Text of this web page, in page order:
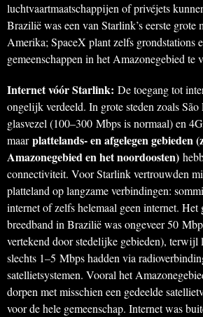
luchtvaartmaatschappijen of privéjets
Brazilië was een van Starlink’s eerste
Amerika; SpaceX plant zelfs grondstations
gemeenschappen in het Amazonegebied te
Internet vóór Starlink: De toegang tot
ongelijk verdeeld. In grote steden zoals
glasvezel (100–300 Mbps is normaal) en
maarplattelands- en afgelegen gebieden
Amazonegebied en het noordoosten)
connectiviteit. Voor Starlink vertrouwden
platteland op langzame verbindingen:
internet of zelfs helemaal geen internet. Het
breedband in Brazilië was ongeveer 50
vertekend door stedelijke gebieden), terwijl
slechts 1–5 Mbps hadden via
satellietsystemen. Vooral het
dorpen met misschien een gedeelde
voor de hele gemeenschap. Internet was